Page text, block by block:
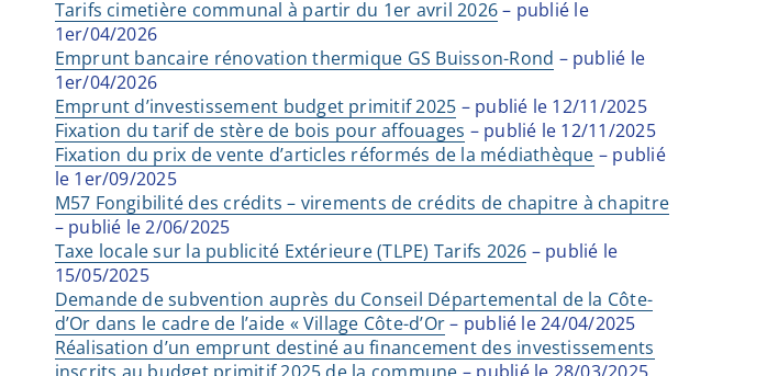
Tarifs cimetière communal à partir du 1er avril 2026– publié le
1er/04/2026
Emprunt bancaire rénovation thermique GS Buisson-Rond – publié le
1er/04/2026
Emprunt d’investissement budget primitif 2025 – publié le 12/11/2025
Fixation du tarif de stère de bois pour affouages – publié le 12/11/2025
Fixation du prix de vente d’articles réformés de la médiathèque – publié
le 1er/09/2025
M57 Fongibilité des crédits – virements de crédits de chapitre à chapitre
– publié le 2/06/2025
Taxe locale sur la publicité Extérieure (TLPE) Tarifs 2026 – publié le
15/05/2025
Demande de subvention auprès du Conseil Départemental de la Côte-
d’Or dans le cadre de l’aide « Village Côte-d’Or– publié le 24/04/2025
Réalisation d’un emprunt destiné au financement des investissements